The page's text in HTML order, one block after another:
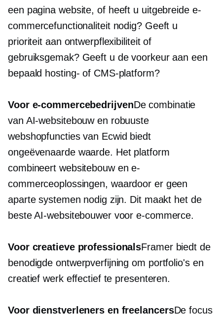
een pagina website, of heeft u uitgebreide e-
commercefunctionaliteit nodig? Geeft u
prioriteit aan ontwerpflexibiliteit of
gebruiksgemak? Geeft u de voorkeur aan een
bepaald hosting- of CMS-platform?
Voor e-commercebedrijvenDe combinatie
van AI-websitebouw en robuuste
webshopfuncties van Ecwid biedt
ongeëvenaarde waarde. Het platform
combineert websitebouw en e-
commerceoplossingen, waardoor er geen
aparte systemen nodig zijn. Dit maakt het de
beste AI-websitebouwer voor e-commerce.
Voor creatieve professionalsFramer biedt de
benodigde ontwerpverfijning om portfolio's en
creatief werk effectief te presenteren.
Voor dienstverleners en freelancersDe focus